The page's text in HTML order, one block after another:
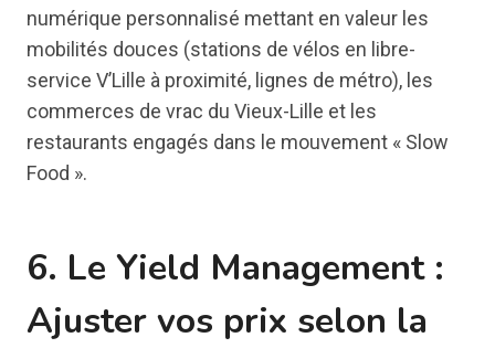
numérique personnalisé mettant en valeur les
mobilités douces (stations de vélos en libre-
service V’Lille à proximité, lignes de métro), les
commerces de vrac du Vieux-Lille et les
restaurants engagés dans le mouvement « Slow
Food ».
6. Le Yield Management :
Ajuster vos prix selon la